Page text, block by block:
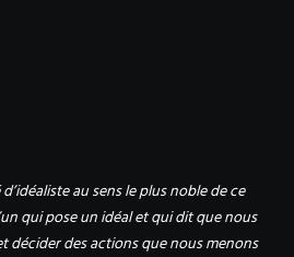
au sens le plus noble de ce
qui pose un idéal et qui dit que nous
décider des actions que nous menons